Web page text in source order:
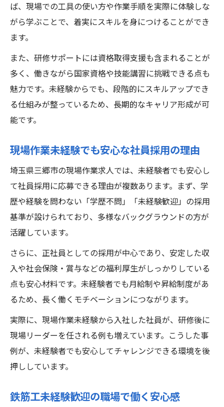
ば、現場での工具の使い方や作業手順を実際に体験しな
がら学ぶことで、着実にスキルを身につけることができ
ます。
また、研修サポートには資格取得支援も含まれることが
多く、働きながら国家資格や技能講習に挑戦できる点も
魅力です。未経験からでも、段階的にスキルアップでき
る仕組みが整っているため、長期的なキャリア形成が可
能です。
現場作業未経験でも安心な社員採用の理由
埼玉県三郷市の現場作業求人では、未経験者でも安心し
て社員採用に応募できる理由が複数あります。まず、学
歴や経験を問わない「学歴不問」「未経験歓迎」の採用
基準が設けられており、多様なバックグラウンドの方が
活躍しています。
さらに、正社員としての採用が中心であり、安定した収
入や社会保険・賞与などの福利厚生がしっかりしている
点も安心材料です。未経験者でも月給制や昇給制度があ
るため、長く働くモチベーションにつながります。
実際に、現場作業未経験から入社した社員が、研修後に
現場リーダーを任される例も増えています。こうした事
例が、未経験者でも安心してチャレンジできる環境を後
押ししています。
鉄筋工未経験歓迎の職場で働く安心感